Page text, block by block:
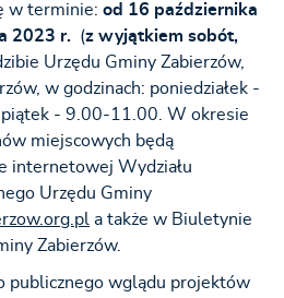
w terminie: od 16 października
2023 r. (z wyjątkiem sobót,
Urzędu Gminy Zabierzów,
w godzinach: poniedziałek -
- 9.00-11.00. W okresie
miejscowych będą
internetowej Wydziału
Urzędu Gminy
a także w Biuletynie
Zabierzów.
publicznego wglądu projektów